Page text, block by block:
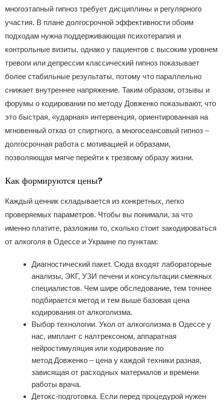
многоэтапный гипноз требует дисциплины и регулярного
участия. В плане долгосрочной эффективности обоим
подходам нужна поддерживающая психотерапия и
контрольные визиты, однако у пациентов с высоким уровнем
тревоги или депрессии классический гипноз показывает
более стабильные результаты, потому что параллельно
снижает внутреннее напряжение. Таким образом, отзывы и
форумы о кодировании по методу Довженко показывают, что
это быстрая, «ударная» интервенция, ориентированная на
мгновенный отказ от спиртного, а многосеансовый гипноз –
долгосрочная работа с мотивацией и образами,
позволяющая мягче перейти к трезвому образу жизни.
Как формируются цены?
Каждый ценник складывается из конкретных, легко
проверяемых параметров. Чтобы вы понимали, за что
именно платите, разложим то, сколько стоит закодироваться
от алкоголя в Одессе и Украине по пунктам:
Диагностический пакет. Сюда входят лабораторные
анализы, ЭКГ, УЗИ печени и консультации смежных
специалистов. Чем шире обследование, тем точнее
подбирается метод и тем выше базовая цена
кодирования от алкоголизма.
Выбор технологии. Укол от алкоголизма в Одессе у
нас, имплант с налтрексоном, аппаратная
нейростимуляция или кодирование по
метод Довженко – цена у каждой техники разная,
зависящая от расходных материалов и времени
работы врача.
Детокс‑подготовка. Если перед процедурой нужен